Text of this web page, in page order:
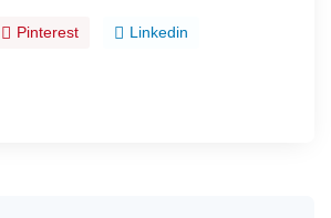
Pinterest Linkedin